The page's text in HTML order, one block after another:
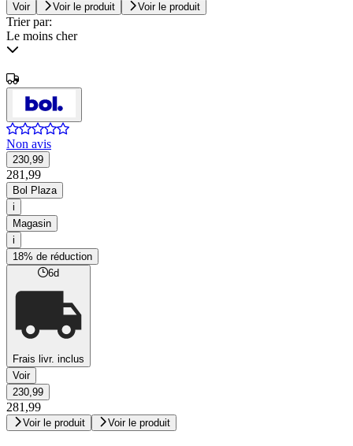
Voir Voir le produit Voir le produit
Trier par:
Le moins cher
Non avis
230,99
281,99
Bol Plaza
i
Magasin
i
18% de réduction
6d
Frais livr. inclus
Voir
230,99
281,99
Voir le produit Voir le produit